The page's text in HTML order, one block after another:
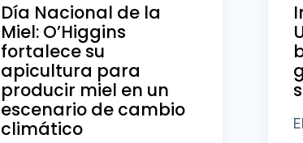
Día Nacional de la
Miel: O’Higgins
fortalece su
apicultura para
producir miel en un
escenario de cambio
climático